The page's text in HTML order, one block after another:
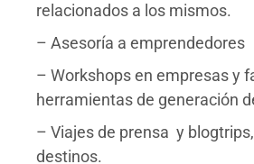
relacionados a los mismos.
– Asesoría a emprendedores
– Workshops en empresas y
herramientas de generación
– Viajes de prensa y
destinos.